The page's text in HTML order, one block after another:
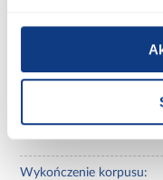
2-drzwiowa
Wykończenie korpusu: